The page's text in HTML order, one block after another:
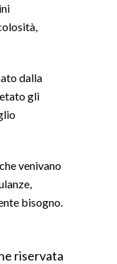
dalla
gli
venivano
bisogno.
riservata